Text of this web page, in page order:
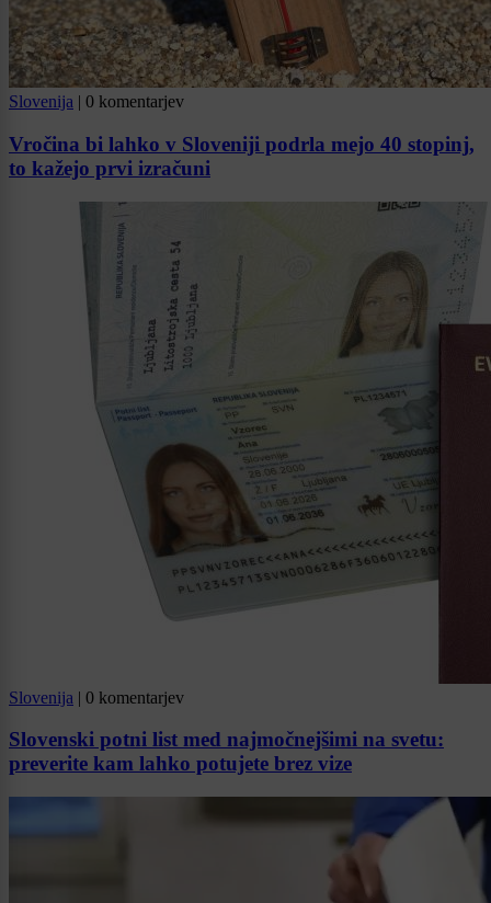
Slovenija | 0 komentarjev
Vročina bi lahko v Sloveniji podrla mejo 40 stopinj,
to kažejo prvi izračuni
Slovenija | 0 komentarjev
Slovenski potni list med najmočnejšimi na svetu:
preverite kam lahko potujete brez vize